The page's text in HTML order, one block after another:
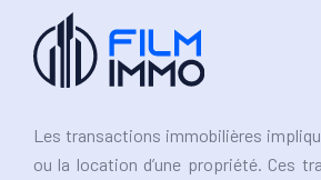
Les transactions immobilières
ou la location d’une propriété. Ces